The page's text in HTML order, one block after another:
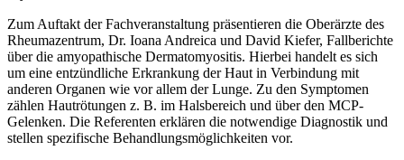
Zum Auftakt der Fachveranstaltung präsentieren die Oberärzte des
Rheumazentrum, Dr. Ioana Andreica und David Kiefer, Fallberichte
über die amyopathische Dermatomyositis. Hierbei handelt es sich
um eine entzündliche Erkrankung der Haut in Verbindung mit
anderen Organen wie vor allem der Lunge. Zu den Symptomen
zählen Hautrötungen z. B. im Halsbereich und über den MCP-
Gelenken. Die Referenten erklären die notwendige Diagnostik und
stellen spezifische Behandlungsmöglichkeiten vor.